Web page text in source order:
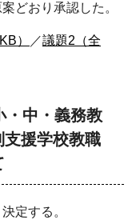
どおり承認した。
） ／議題2（全
・中・義務教
援学校教職
定する。